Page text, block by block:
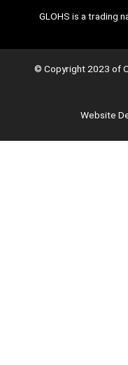
GLOHS is a trading
© Copyright 2023 of
Website